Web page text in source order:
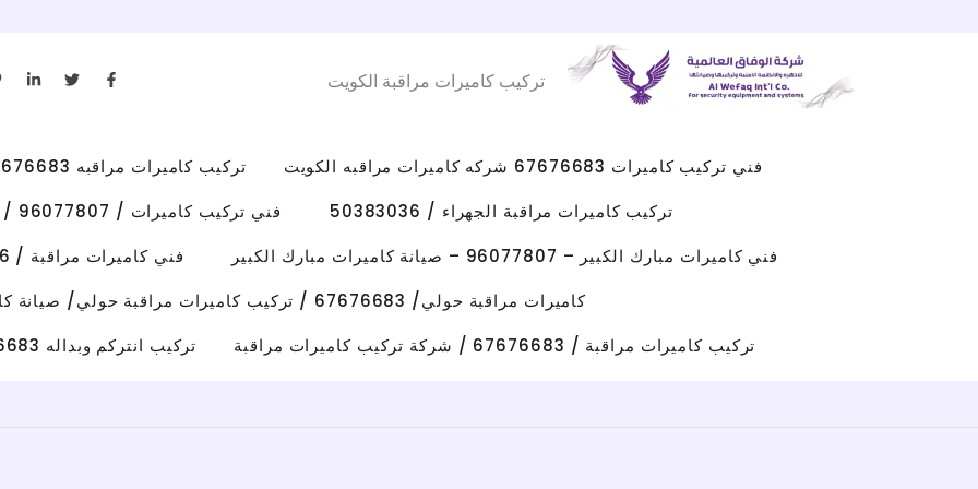
تركيب كاميرات مراقبة الكويت F
a
o
k
f
T
w
r
L
i
i
n
i
فني تركيب كاميرات 67676683 شركه كاميرات مراقبه الكويت
تركيب كاميرات مراقبه 67676683 رقم فني كاميرات مراقبه الكويت
تركيب كاميرات مراقبة الجهراء / 50383036
فني تركيب كاميرات / 96077807 / تركيب كاميرات الاحمدي
فني كاميرات مبارك الكبير – 96077807 – صيانة كاميرات مبارك الكبير
فني كاميرات مراقبة / 50383036 / تركيب كاميرات الفروانية
كاميرات مراقبة حولي/ 67676683 / تركيب كاميرات مراقبة حولي/ صيانة كاميرات حولي
تركيب كاميرات مراقبة / 67676683 / شركة تركيب كاميرات مراقبة
تركيب انتركم وبداله 67676683 فني تصليح انتركم وكاميرات